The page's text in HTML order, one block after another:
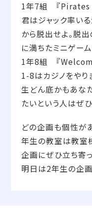
1年7組 『Pirates
君はジャック率い
から脱出せよ。脱
に満ちたミニゲーム
1年8組 『
1-8はカジノをやり
生どん底かもあな
たいという人はぜ
どの企画も個性が
年生の教室は教室
企画にぜひ立ち寄
明日は2年生の企画